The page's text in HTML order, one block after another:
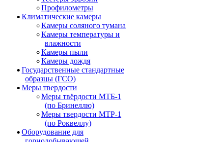
Профилометры
Климатические камеры
Камеры соляного тумана
Камеры температуры и
влажности
Камеры пыли
Камеры дождя
Государственные стандартные
образцы (ГСО)
Меры твердости
Меры твёрдости МТБ-1
(по Бринеллю)
Меры твердости МТР-1
(по Роквеллу)
Оборудование для